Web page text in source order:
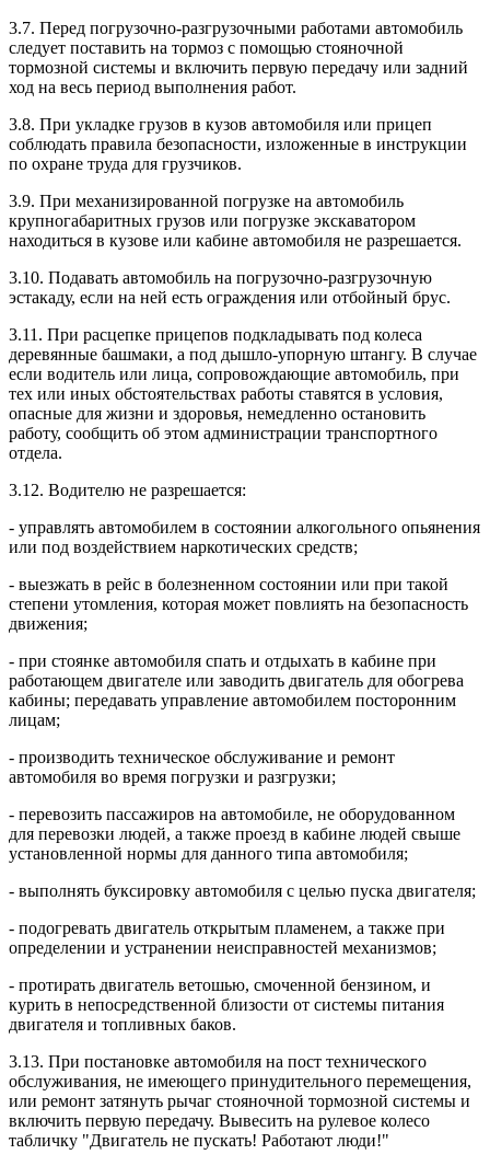
3.7. Перед погрузочно-разгрузочными работами автомобиль
следует поставить на тормоз с помощью стояночной
тормозной системы и включить первую передачу или задний
ход на весь период выполнения работ.
3.8. При укладке грузов в кузов автомобиля или прицеп
соблюдать правила безопасности, изложенные в инструкции
по охране труда для грузчиков.
3.9. При механизированной погрузке на автомобиль
крупногабаритных грузов или погрузке экскаватором
находиться в кузове или кабине автомобиля не разрешается.
3.10. Подавать автомобиль на погрузочно-разгрузочную
эстакаду, если на ней есть ограждения или отбойный брус.
3.11. При расцепке прицепов подкладывать под колеса
деревянные башмаки, а под дышло-упорную штангу. В случае
если водитель или лица, сопровождающие автомобиль, при
тех или иных обстоятельствах работы ставятся в условия,
опасные для жизни и здоровья, немедленно остановить
работу, сообщить об этом администрации транспортного
отдела.
3.12. Водителю не разрешается:
- управлять автомобилем в состоянии алкогольного опьянения
или под воздействием наркотических средств;
- выезжать в рейс в болезненном состоянии или при такой
степени утомления, которая может повлиять на безопасность
движения;
- при стоянке автомобиля спать и отдыхать в кабине при
работающем двигателе или заводить двигатель для обогрева
кабины; передавать управление автомобилем посторонним
лицам;
- производить техническое обслуживание и ремонт
автомобиля во время погрузки и разгрузки;
- перевозить пассажиров на автомобиле, не оборудованном
для перевозки людей, а также проезд в кабине людей свыше
установленной нормы для данного типа автомобиля;
- выполнять буксировку автомобиля с целью пуска двигателя;
- подогревать двигатель открытым пламенем, а также при
определении и устранении неисправностей механизмов;
- протирать двигатель ветошью, смоченной бензином, и
курить в непосредственной близости от системы питания
двигателя и топливных баков.
3.13. При постановке автомобиля на пост технического
обслуживания, не имеющего принудительного перемещения,
или ремонт затянуть рычаг стояночной тормозной системы и
включить первую передачу. Вывесить на рулевое колесо
табличку "Двигатель не пускать! Работают люди!"